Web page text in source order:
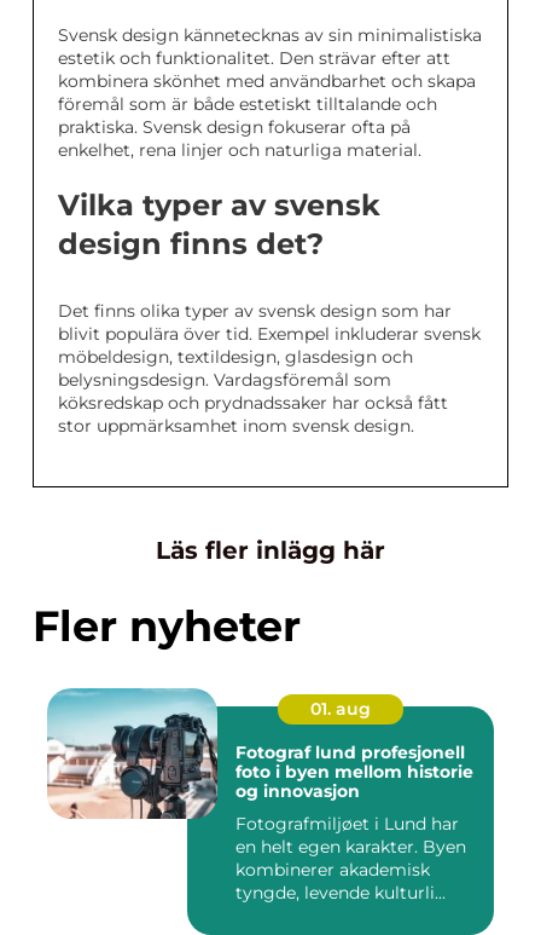
Svensk design kännetecknas av sin minimalistiska
estetik och funktionalitet. Den strävar efter att
kombinera skönhet med användbarhet och skapa
föremål som är både estetiskt tilltalande och
praktiska. Svensk design fokuserar ofta på
enkelhet, rena linjer och naturliga material.
Vilka typer av svensk
design finns det?
Det finns olika typer av svensk design som har
blivit populära över tid. Exempel inkluderar svensk
möbeldesign, textildesign, glasdesign och
belysningsdesign. Vardagsföremål som
köksredskap och prydnadssaker har också fått
stor uppmärksamhet inom svensk design.
Läs fler inlägg här
Fler nyheter
01. aug
Fotograf lund profesjonell
foto i byen mellom historie
og innovasjon
Fotografmiljøet i Lund har
en helt egen karakter. Byen
kombinerer akademisk
tyngde, levende kulturli...